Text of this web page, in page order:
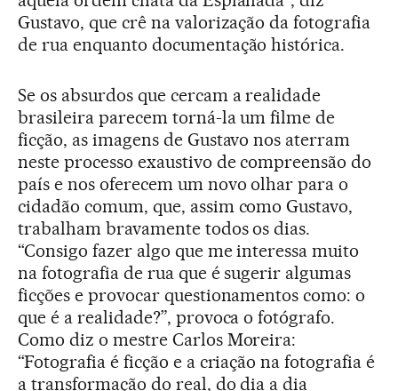
Gustavo, que crê na valorização da fotografia
de rua enquanto documentação histórica.
Se os absurdos que cercam a realidade
brasileira parecem torná-la um filme de
ficção, as imagens de Gustavo nos aterram
neste processo exaustivo de compreensão do
país e nos oferecem um novo olhar para o
cidadão comum, que, assim como Gustavo,
trabalham bravamente todos os dias.
“Consigo fazer algo que me interessa muito
na fotografia de rua que é sugerir algumas
ficções e provocar questionamentos como: o
que é a realidade?”, provoca o fotógrafo.
Como diz o mestre Carlos Moreira:
“Fotografia é ficção e a criação na fotografia é
a transformação do real, do dia a dia